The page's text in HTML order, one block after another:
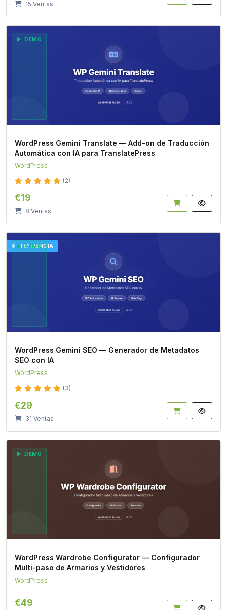
15 Ventas
DEMO
WordPress Gemini Translate — Add-on de Traducción
Automática con IA para TranslatePress
WordPress
(2)
€19
8 Ventas
TENDENCIA
DEMO
WordPress Gemini SEO — Generador de Metadatos
SEO con IA
WordPress
(3)
€29
31 Ventas
DEMO
WordPress Wardrobe Configurator — Configurador
Multi-paso de Armarios y Vestidores
WordPress
€49